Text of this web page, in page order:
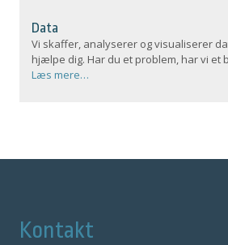
Data
Vi skaffer, analyserer og visualiserer
hjælpe dig. Har du et problem, har vi et
Læs mere…
Kontakt